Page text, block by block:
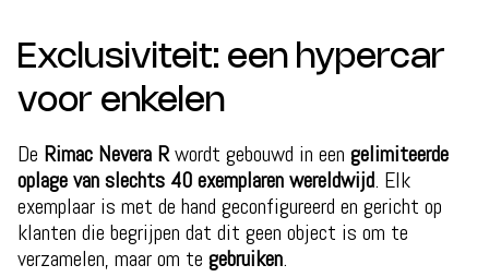
Exclusiviteit: een hypercar
voor enkelen
De Rimac Nevera Rwordt gebouwd in een gelimiteerde
oplage van slechts 40 exemplaren wereldwijd. Elk
exemplaar is met de hand geconfigureerd en gericht op
klanten die begrijpen dat dit geen object is om te
verzamelen, maar om te gebruiken.